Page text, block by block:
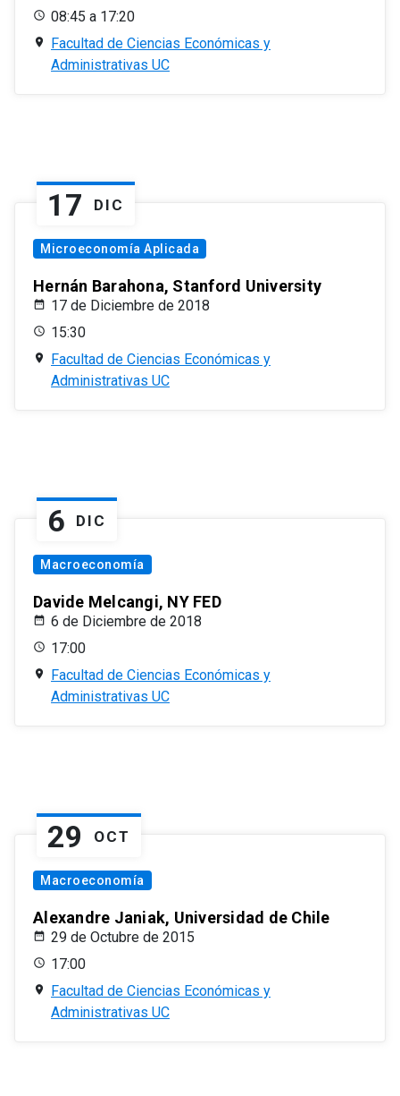
08:45 a 17:20
Facultad de Ciencias Económicas y
Administrativas UC
17 DIC
Microeconomía Aplicada
Hernán Barahona, Stanford University
17 de Diciembre de 2018
15:30
Facultad de Ciencias Económicas y
Administrativas UC
6 DIC
Macroeconomía
Davide Melcangi, NY FED
6 de Diciembre de 2018
17:00
Facultad de Ciencias Económicas y
Administrativas UC
29 OCT
Macroeconomía
Alexandre Janiak, Universidad de Chile
29 de Octubre de 2015
17:00
Facultad de Ciencias Económicas y
Administrativas UC